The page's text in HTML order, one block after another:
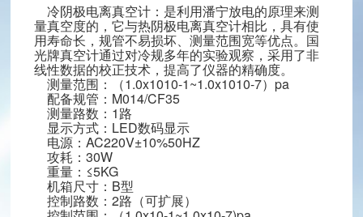
股份有限公司
88491611
泉驿区星光西路117号
冷阴极电离真空计：是利用潘宁放电的原理来测
量真空度的，它与热阴极电离真空计相比，具有使
用寿命长，规管不易损坏、测量范围宽等优点。国
光牌真空计通过对冷规多年的实验观察，采用了非
线性数据的校正技术，提高了仪器的精确度。
测量范围：（1.0x1010-1~1.0x1010-7）pa
配备规管：M014/CF35
测量路数：1路
显示方式：LED数码显示
电源：AC220V±10%50HZ
攻耗：30W
重量：≤5KG
机箱尺寸：B型
控制路数：2路（可扩展）